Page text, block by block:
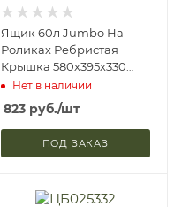
Ящик 60л Jumbo На
Роликах Ребристая
Крышка 580х395х330
Синий Plast Team PT-
Нет в наличии
823руб./шт
ПОД ЗАКАЗ